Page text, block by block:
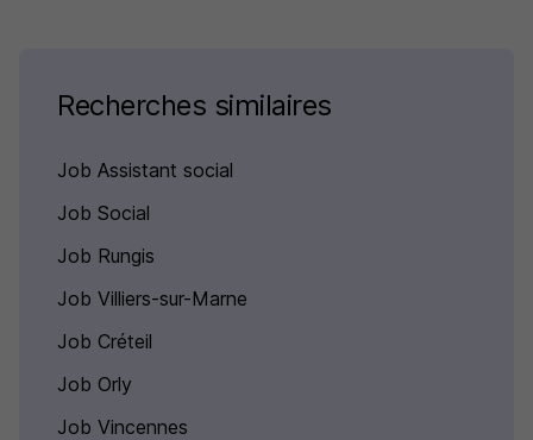
Recherches similaires
Job Assistant social
Job Social
Job Rungis
Job Villiers-sur-Marne
Job Créteil
Job Orly
Job Vincennes